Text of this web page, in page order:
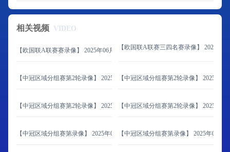
相关视频 VIDEO
【欧国联A联赛赛录像】 2025年06月09日 西班牙vs葡萄牙【欧国联A联赛三四名赛录像】 2025年
【中冠区域分组赛第2轮录像】 2025年06月08日 山东球探vs延边体育学校
【中冠区域分组赛第2轮录像】 2025年
【中冠区域分组赛第2轮录像】 2025年06月08日 大连海青昌隆vs青岛追风少年
【中冠区域分组赛第2轮录像】 2025年
【中冠区域分组赛第录像】 2025年06月07日 北京通州鹏瑞通达vs内蒙古草上飞
【中冠区域分组赛第录像】 2025年06